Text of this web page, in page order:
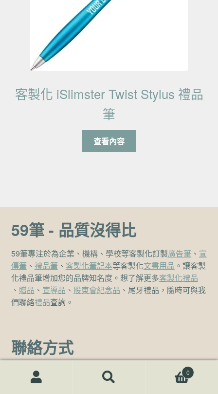
客製化 iSlimster Twist Stylus 禮品
筆
查看內容
59筆 - 品質沒得比
59筆專注於為企業、機構、學校等客製化訂製廣告筆、 宣
傳筆、 禮品筆、 客製化筆記本等客製化文書用品 。讓客製
化禮品筆增加您的品牌知名度。想了解更多客製化禮品
、 贈品 、 宣導品 、 股東會紀念品 、尾牙禮品，隨時可與我
們聯絡禮品查詢。
聯絡方式
客服熱線
(02)7729-4140
搜尋關鍵字:
0